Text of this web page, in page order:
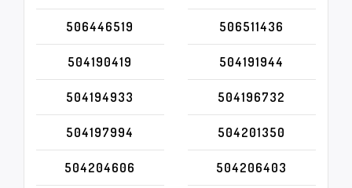
506446519 506511436
504190419 504191944
504194933 504196732
504197994 504201350
504204606 504206403